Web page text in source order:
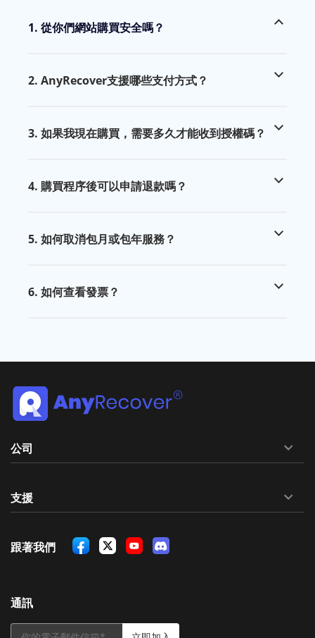
1. 從你們網站購買安全嗎？
2. AnyRecover支援哪些支付方式？
3. 如果我現在購買，需要多久才能收到授權碼？
4. 購買程序後可以申請退款嗎？
5. 如何取消包月或包年服務？
6. 如何查看發票？
公司
支援
跟著我們
通訊